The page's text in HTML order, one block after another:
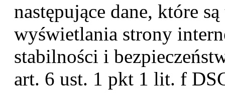
następujące dane, które
wyświetlania strony
stabilności i
art. 6 ust. 1 pkt 1 lit. f